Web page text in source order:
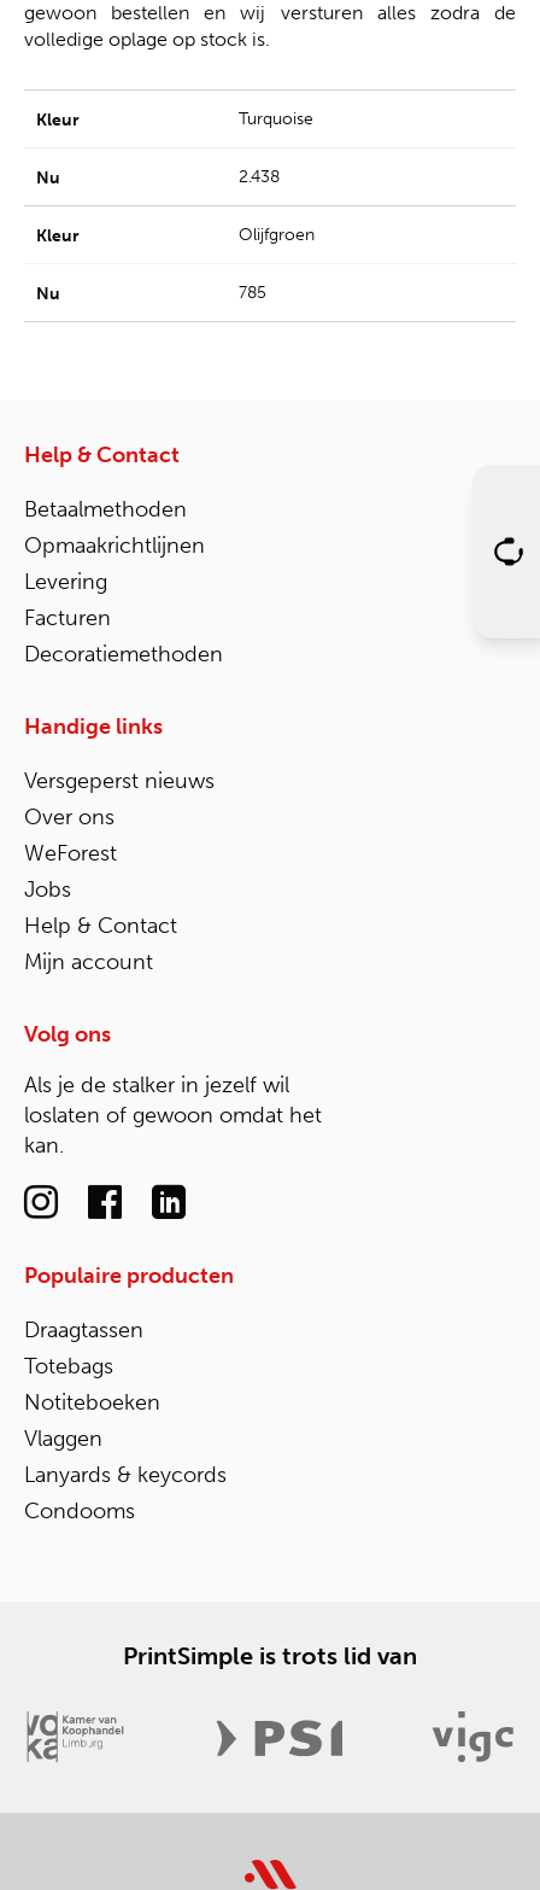
gewoon bestellen en wij versturen alles zodra de
volledige oplage op stock is.
Turquoise
2.438
Olijfgroen
785
Help & Contact
Betaalmethoden
Opmaakrichtlijnen
Levering
Facturen
Decoratiemethoden
Handige links
Versgeperst nieuws
Over ons
WeForest
Jobs
Help & Contact
Mijn account
Volg ons
Als je de stalker in jezelf wil
loslaten of gewoon omdat het
kan.
Populaire producten
Draagtassen
Totebags
Notiteboeken
Vlaggen
Lanyards & keycords
Condooms
PrintSimple is trots lid van